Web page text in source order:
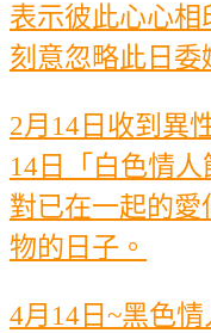
表示彼此心心相
刻意忽略此日委
2月14日收到異
14日「白色情人
對已在一起的
物的日子。
4月14日~黑色